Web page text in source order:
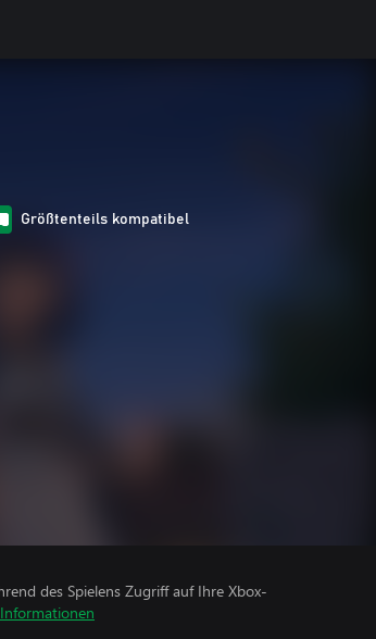
Größtenteils kompatibel
des Spielens Zugriff auf Ihre Xbox-